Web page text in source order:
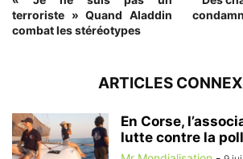
terroriste » Quand Aladdin
combat les stéréotypes
ARTICLES
En Corse,
lutte contre la